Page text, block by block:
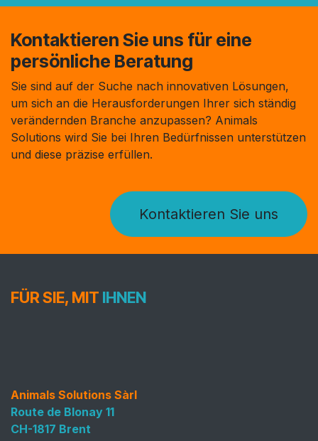
Kontaktieren Sie uns für eine
persönliche Beratung
Sie sind auf der Suche nach innovativen Lösungen,
um sich an die Herausforderungen Ihrer sich ständig
verändernden Branche anzupassen? Animals
Solutions wird Sie bei Ihren Bedürfnissen unterstützen
und diese präzise erfüllen.
Kontaktieren Sie uns
FÜR SIE, MIT IHNEN
Animals Solutions Sàrl
Route de Blonay 11
CH-1817 Brent